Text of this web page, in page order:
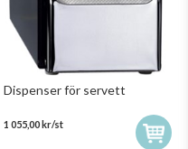
Dispenser för servett
1 055,00 kr/st